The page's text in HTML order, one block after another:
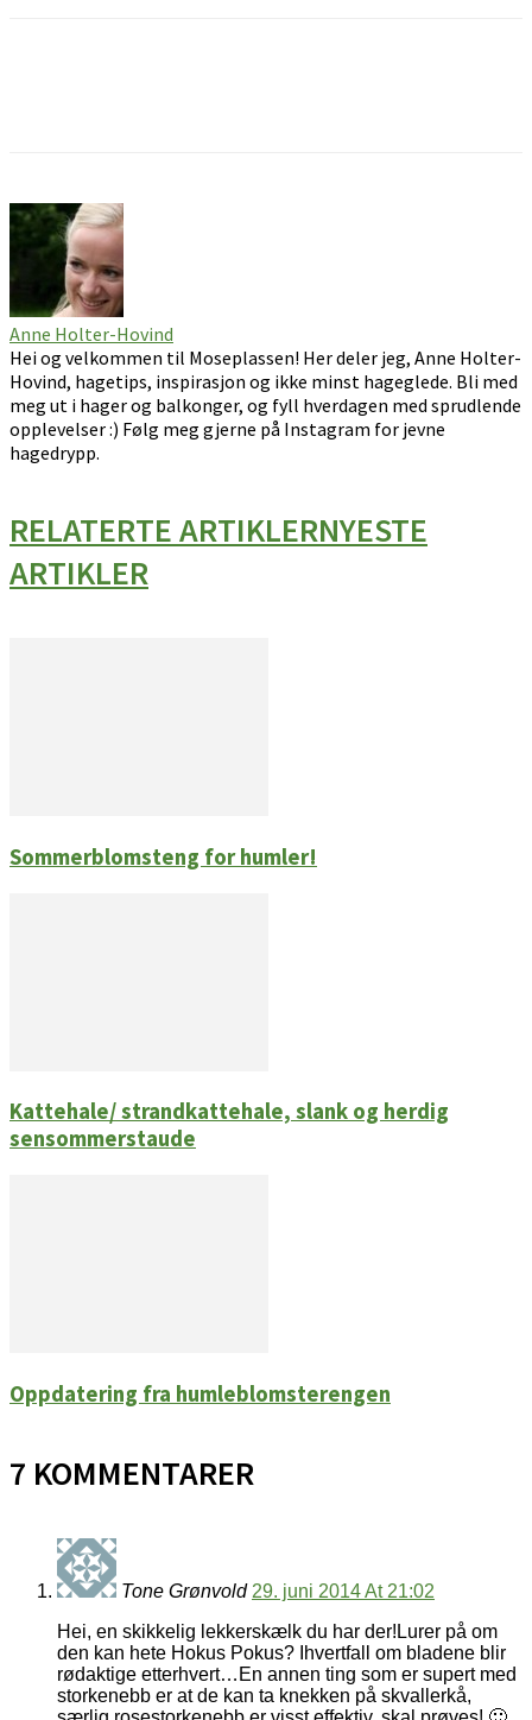
Anne Holter-Hovind
Hei og velkommen til Moseplassen! Her deler jeg, Anne Holter-
Hovind, hagetips, inspirasjon og ikke minst hageglede. Bli med
meg ut i hager og balkonger, og fyll hverdagen med sprudlende
opplevelser :) Følg meg gjerne på Instagram for jevne
hagedrypp.
RELATERTE ARTIKLERNYESTE
ARTIKLER
Sommerblomsteng for humler!
Kattehale/ strandkattehale, slank og herdig
sensommerstaude
Oppdatering fra humleblomsterengen
7 KOMMENTARER
Tone Grønvold 29. juni 2014 At 21:02
Hei, en skikkelig lekkerskælk du har der!Lurer på om
den kan hete Hokus Pokus? Ihvertfall om bladene blir
rødaktige etterhvert…En annen ting som er supert med
storkenebb er at de kan ta knekken på skvallerkå,